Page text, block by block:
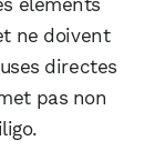
ne doivent
directes
pas non
Email